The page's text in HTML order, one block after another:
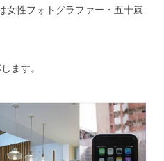
女性フォトグラファー・五十嵐
ます。